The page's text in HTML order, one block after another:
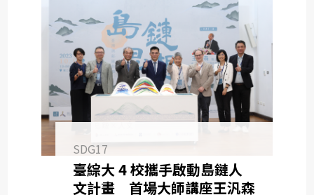
SDG17
臺綜大 4 校攜手啟動島鏈人
文計畫 首場大師講座王汎森